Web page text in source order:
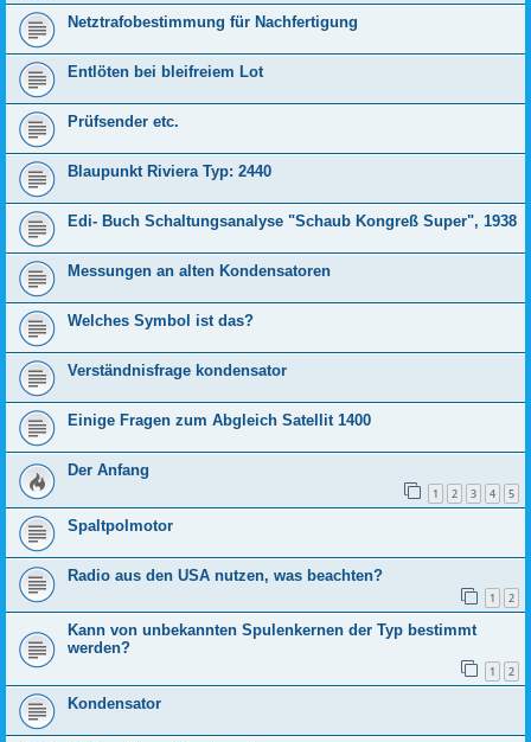
Netztrafobestimmung für Nachfertigung
Entlöten bei bleifreiem Lot
Prüfsender etc.
Blaupunkt Riviera Typ: 2440
Edi- Buch Schaltungsanalyse "Schaub Kongreß Super", 1938
Messungen an alten Kondensatoren
Welches Symbol ist das?
Verständnisfrage kondensator
Einige Fragen zum Abgleich Satellit 1400
Der Anfang
1 2 3 4 5
Spaltpolmotor
Radio aus den USA nutzen, was beachten?
1 2
Kann von unbekannten Spulenkernen der Typ bestimmt
werden?
1 2
Kondensator